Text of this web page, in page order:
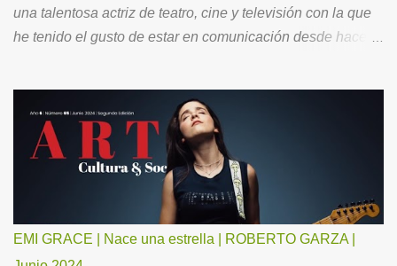
una talentosa actriz de teatro, cine y televisión con la que
he tenido el gusto de estar en comunicación desde hace
acerca de su brillante trayectoria, así como de su vida
familiar y la óptica con la que se relaciona con el entorno.
Como es mi costumbre, le pedí “comenzar por el principio”.
Mi infancia fue tranquila, feliz. Siempre fui intensa en mis
emociones y en mis sentimientos. Mis pades se
divorciaron cuando yo tenía 9 años. Fue una tristeza
EMI GRACE | Nace una estrella | ROBERTO GARZA |